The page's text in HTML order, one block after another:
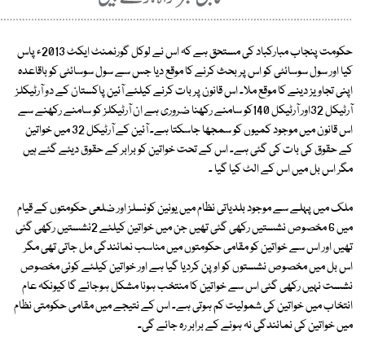
حکومت پنجاب مبارکباد کی مستحق ہے کہ اس نے لوکل گورنمنٹ ایکٹ 2013ء پاس
کیا اور سول سوسائٹی کو اس پر بحث کرنے کا موقع دیا جس سے سول سوسائٹی کو باقاعدہ
اپنی تجاویز دینے کا موقع ملا۔ اس قانون پر بات کرنے کیلئے آئین پاکستان کے دو آرٹیکلز
آرٹیکل 32اور آرٹیکل 140کو سامنے رکھنا ضروری ہے ان آرٹیکلز کو سامنے رکھنے سے
اس قانون میں موجود کمیوں کو سمجھا جاسکتا ہے۔ آئین کے آرٹیکل 32 میں خواتین
کے حقوق کی بات کی گئی ہے۔ اس کے تحت خواتین کو برابر کے حقوق دیئے گئے ہیں
مگر اس بل میں اس کے الٹ کیا گیا ۔
ملک میں پہلے سے موجود بلدیاتی نظام میں یونین کونسلز اور ضلعی حکومتوں کے قیام
میں 6 مخصوص نشستیں رکھی گئی تھیں جن میں خواتین کیلئے 2نشستیں رکھی گئی
تھیں اور اس سے خواتین کو مقامی حکومتوں میں مناسب نمائندگی مل جاتی تھی مگر
اس بل میں مخصوص نشستوں کو اوپن کردیا گیا ہے اور خواتین کیلئے کوئی مخصوص
نشست نہیں رکھی گئی اس سے خواتین کا منتخب ہونا مشکل ہوجائے گا کیونکہ عام
انتخاب میں خواتین کی شمولیت کم ہوتی ہے۔ اس کے نتیجے میں مقامی حکومتی نظام
میں خواتین کی نمائندگی نہ ہونے کے برابر رہ جائے گی۔